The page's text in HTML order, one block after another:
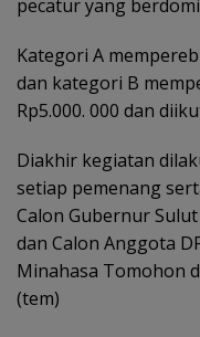
pecatur yang
Kategori A
dan kategori B
Rp5.000. 000 dan
Diakhir kegiatan
setiap pemenang
Calon Gubernur
dan Calon Anggota
Minahasa Tomohon
(tem)